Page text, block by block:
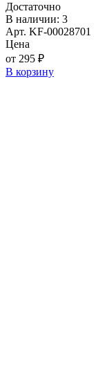
Достаточно
В наличии: 3
Арт. KF-00028701
Цена
от 295 ₽
В корзину